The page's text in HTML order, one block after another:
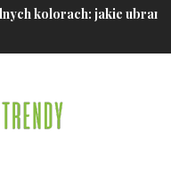
kolorach: jakie